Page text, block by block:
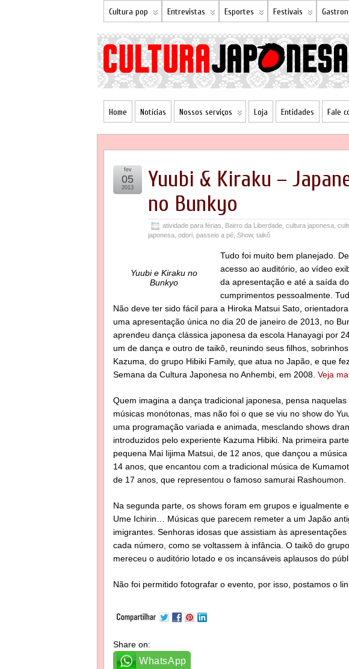
Cultura pop Entrevistas Esportes Festivais
Home Notícias Nossos serviços Loja Entidades Fale
Yuubi & Kiraku –
no Bunkyo
atividade para férias Bairro da Liberdade cultura japonesa
japonesa odori passeio a pé Show, taikô
fev
05
2013
Yuubi e Kiraku no
Bunkyo
Tudo foi muito bem planejado.
acesso ao auditório, ao vídeo
da apresentação e até a saída
cumprimentos pessoalmente.
Não deve ter sido fácil para a Hiroka Matsui Sato,
uma apresentação única no dia 20 de janeiro de 2013, no
aprendeu dança clássica japonesa da escola Hanayagi por
um de dança e outro de taikô, reunindo seus filhos,
Kazuma, do grupo Hibiki Family, que atua no Japão, e que
Semana da Cultura Japonesa no Anhembi, em 2008. Veja
Quem imagina a dança tradicional japonesa, pensa
músicas monótonas, mas não foi o que se viu no show do
uma programação variada e animada, mesclando shows
introduzidos pelo experiente Kazuma Hibiki. Na primeira
pequena Mai Iijima Matsui, de 12 anos, que dançou a
14 anos, que encantou com a tradicional música de
de 17 anos, que representou o famoso samurai Rashoumon.
Na segunda parte, os shows foram em grupos e igualmente
Ume Ichirin… Músicas que parecem remeter a um Japão
imigrantes. Senhoras idosas que assistiam às
cada número, como se voltassem à infância. O taikô do
mereceu o auditório lotado e os incansáveis aplausos do
Não foi permitido fotografar o evento, por isso, postamos o
Share on:
WhatsApp